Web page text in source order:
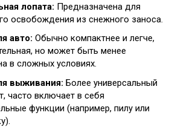
лопата: Предназначена для
освобождения из снежного заноса.
авто: Обычно компактнее и легче,
но может быть менее
в сложных условиях.
выживания: Более универсальный
часто включает в себя
функции (например, пилу или